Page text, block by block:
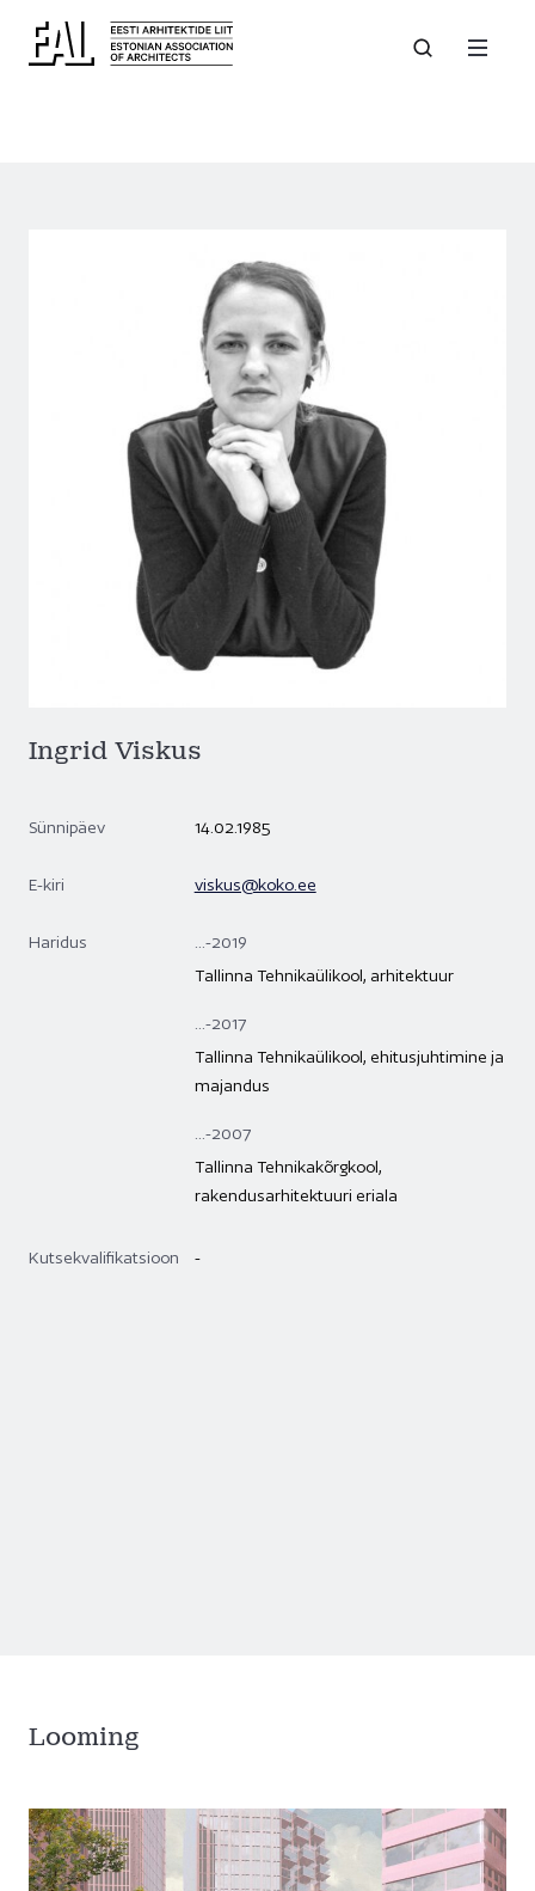
Ingrid Viskus
Sünnipäev 14.02.1985
E-kiri viskus@koko.ee
Haridus
...-2019
Tallinna Tehnikaülikool, arhitektuur
...-2017
Tallinna Tehnikaülikool, ehitusjuhtimine ja
majandus
...-2007
Tallinna Tehnikakõrgkool,
rakendusarhitektuuri eriala
Kutsekvalifikatsioon -
Looming